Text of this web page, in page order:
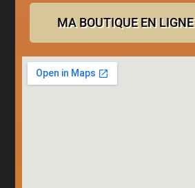
MA BOUTIQUE EN LIGNE